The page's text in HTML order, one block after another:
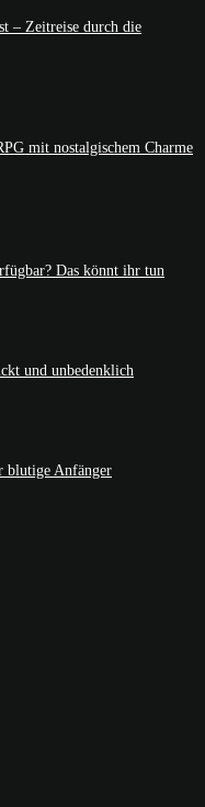
– Zeitreise durch die
mit nostalgischem Charme
Das könnt ihr tun
und unbedenklich
blutige Anfänger